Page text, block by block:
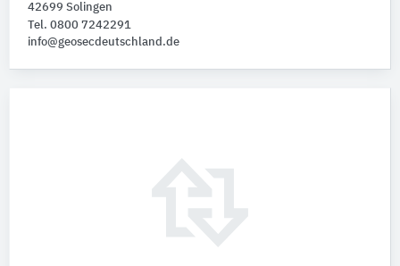
42699 Solingen
Tel. 0800 7242291
info@geosecdeutschland.de